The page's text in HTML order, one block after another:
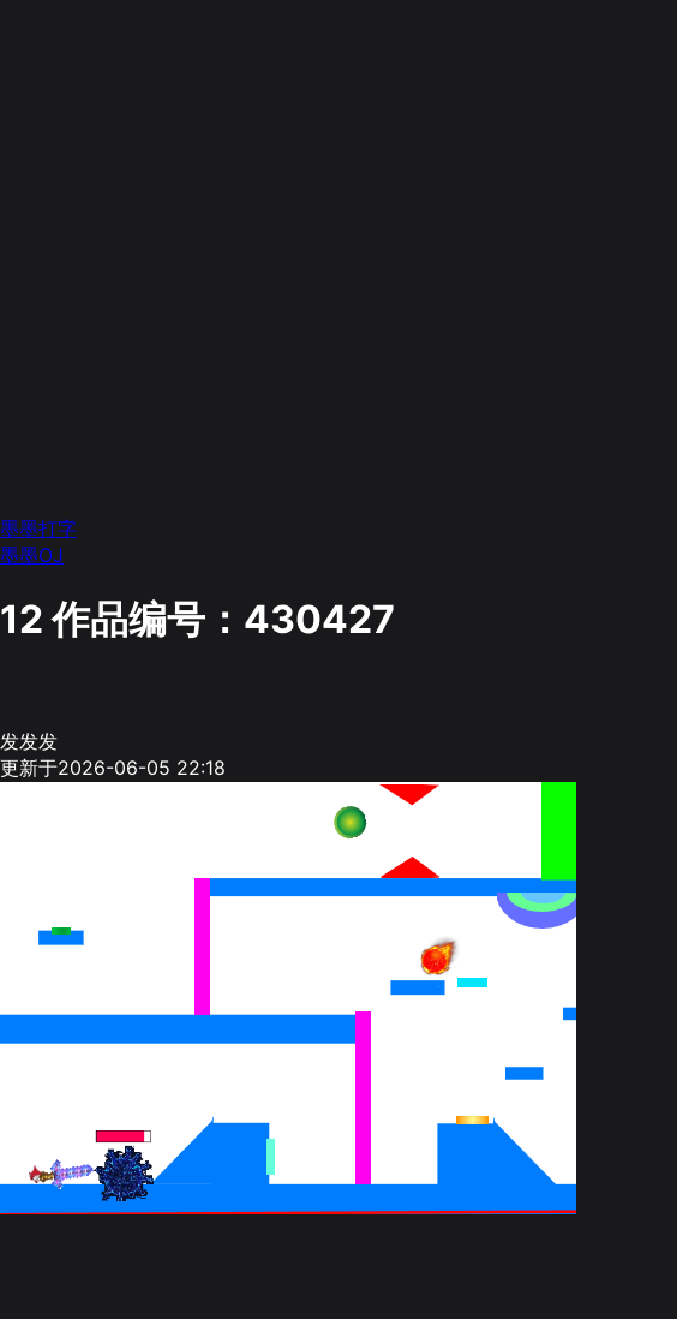
墨墨打字
墨墨OJ
12作品编号：430427
发发发
更新于2026-06-05 22:18